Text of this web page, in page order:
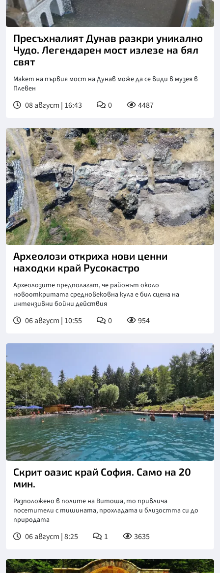
Пресъхналият Дунав разкри уникално
Чудо. Легендарен мост излезе на бял
свят
Макет на първия мост на Дунав може да се види в музея в
Плевен
08 август | 16:43 0 4487
Археолози откриха нови ценни
находки край Русокастро
Археолозите предполагат, че районът около
новооткритата средновековна кула е бил сцена на
интензивни бойни действия
06 август | 10:55 0 954
Скрит оазис край София. Само на 20
мин.
Разположено в полите на Витоша, то привлича
посетители с тишината, прохладата и близостта си до
природата
06 август | 8:25 1 3635